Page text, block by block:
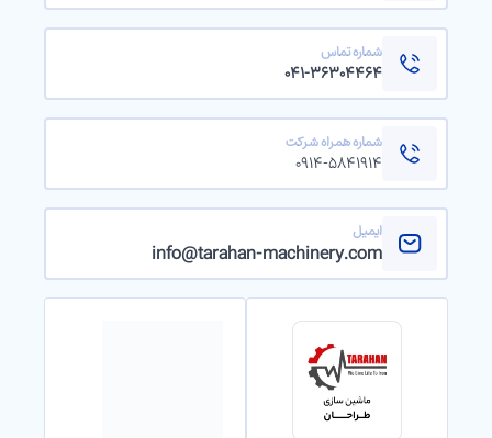
شماره تماس
۰۴۱-۳۶۳۰۴۴۶۴
شماره همراه شرکت
۰۹۱۴-۵۸۴۱۹۱۴
ایمیل
info@tarahan-machinery.com